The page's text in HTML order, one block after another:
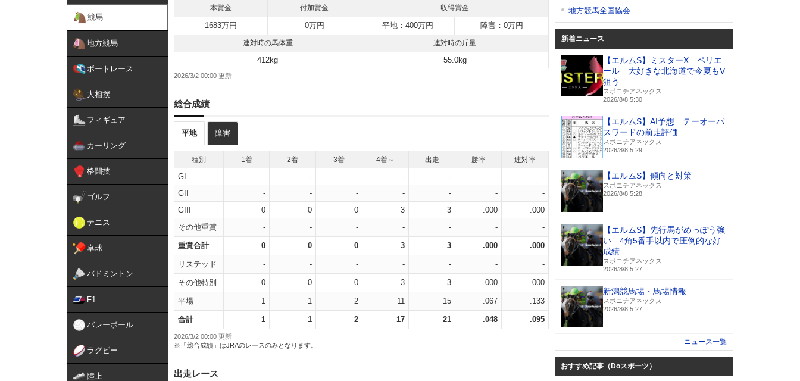
競馬
地方競馬
ボートレース
大相撲
フィギュア
カーリング
格闘技
ゴルフ
テニス
卓球
バドミントン
F1
バレーボール
ラグビー
陸上
本賞金 付加賞金 収得賞金
1683万円 0万円 平地：400万円 障害：0万円
連対時の馬体重 連対時の斤量
412kg 55.0kg
2026/3/2 00:00
総合成績
平地 障害
種別 1着 2着 3着 4着～ 出走 勝率 連対率
GI - - - - - -
-
GII
- - - - - -
-
GIII
0 0 0 3 3 .000
.000
その他重賞
- - - - - - -
重賞合計 0 0 0 3 3 .000 .000
リステッド - - - - - - -
その他特別 0 0 0 3 3 .000 .000
平場 1 1 2 11 15 .067 .133
合計 1 1 2 17 21 .048 .095
2026/3/2 00:00 更新
※「総合成績」はJRAのレースのみとなります。
出走レース
地方競馬全国協会
新着ニュース
【エルムS】ミスターX ペリエ
ール 大好きな北海道で今夏もV
狙う
スポニチアネックス
2026/8/8 5:30
【エルムS】AI予想 テーオーパ
スワードの前走評価
スポニチアネックス
2026/8/8 5:29
【エルムS】傾向と対策
スポニチアネックス
2026/8/8 5:28
【エルムS】先行馬がめっぽう強
い 4角5番手以内で圧倒的な好
成績
スポニチアネックス
2026/8/8 5:27
新潟競馬場・馬場情報
スポニチアネックス
2026/8/8 5:27
ニュース一覧
おすすめ記事（Doスポーツ）